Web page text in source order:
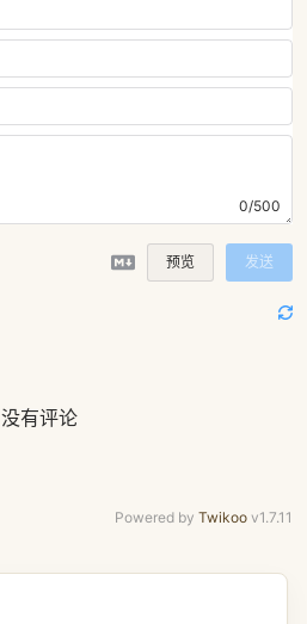
0/500
预览 发送
没有评论
Powered by Twikoo v1.7.11